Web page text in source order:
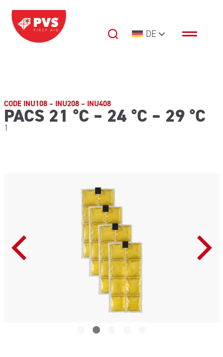
Zum Inhalt springen
Hauptnavigation DE
CODE INU108 – INU208 – INU408
PACS 21 °C – 24 °C – 29 °C
1